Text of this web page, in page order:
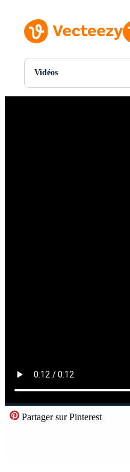
Vidéos
Toutes Images
Partager sur Pinterest